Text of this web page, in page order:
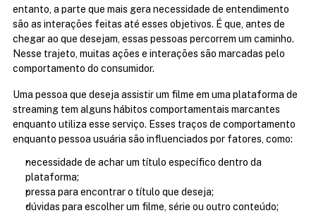
entanto, a parte que mais gera necessidade de entendimento
são as interações feitas até esses objetivos. É que, antes de
chegar ao que desejam, essas pessoas percorrem um caminho.
Nesse trajeto, muitas ações e interações são marcadas pelo
comportamento do consumidor.
Uma pessoa que deseja assistir um filme em uma plataforma de
streaming tem alguns hábitos comportamentais marcantes
enquanto utiliza esse serviço. Esses traços de comportamento
enquanto pessoa usuária são influenciados por fatores, como:
necessidade de achar um título específico dentro da
plataforma;
pressa para encontrar o título que deseja;
dúvidas para escolher um filme, série ou outro conteúdo;